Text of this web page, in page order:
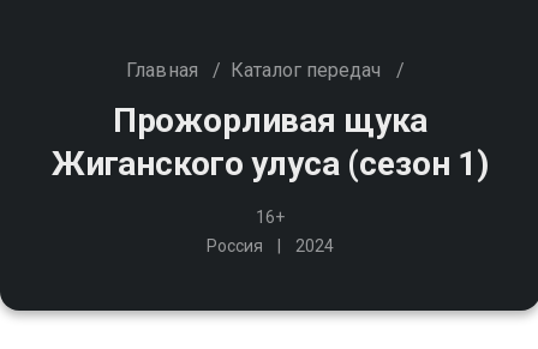
Главная / Каталог передач /
Прожорливая щука
Жиганского улуса (сезон 1)
16+
Россия
2024